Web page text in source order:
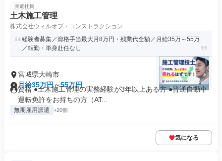
派遣社員
土木施工管理
株式会社ウィルオブ・コンストラクション
経験者募集／資格手当最大月8万円・残業代全額／月給35万～55万
／転勤・単身赴任なし
宮城県大崎市
月給35万円～55万円
資格 ●土木施工管理の実務経験が3年以上ある方 ●普通自動車
運転免許をお持ちの方（AT...
無期雇用派遣 +20個
気になる